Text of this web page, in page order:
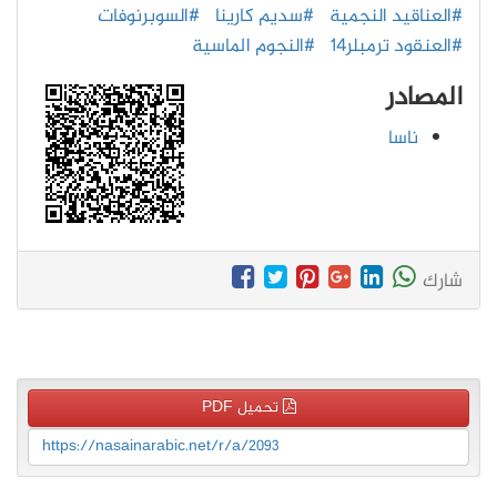
#العناقيد النجمية #سديم كارينا #السوبرنوفات
#العنقود ترمبلر14
#النجوم الماسية
المصادر
ناسا
شارك
تحميل PDF
https://nasainarabic.net/r/a/2093